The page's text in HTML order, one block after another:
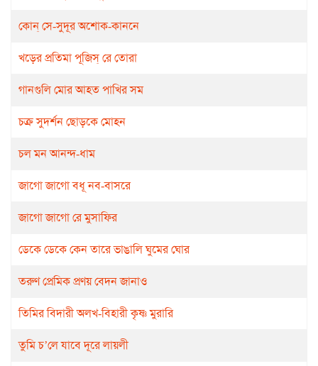
কোন্‌ সে-সুদূর অশোক-কাননে
খড়ের প্রতিমা পূজিস্‌ রে তোরা
গানগুলি মোর আহত পাখির সম
চক্র সুদর্শন ছোড়কে মোহন
চল মন আনন্দ-ধাম
জাগো জাগো বধূ নব-বাসরে
জাগো জাগো রে মুসাফির
ডেকে ডেকে কেন তারে ভাঙালি ঘুমের ঘোর
তরুণ প্রেমিক প্রণয় বেদন জানাও
তিমির বিদারী অলখ-বিহারী কৃষ্ণ মুরারি
তুমি চ’লে যাবে দূরে লায়লী